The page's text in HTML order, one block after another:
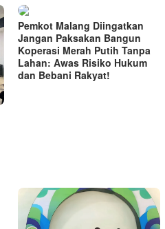
Pemkot Malang Diingatkan
Jangan Paksakan Bangun
Koperasi Merah Putih Tanpa
Lahan: Awas Risiko Hukum
dan Bebani Rakyat!